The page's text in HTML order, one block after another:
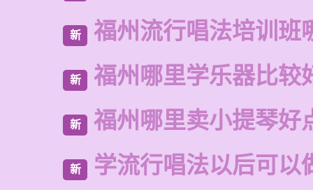
新 福州流行唱法培训班
新 福州哪里学乐器比较
新 福州哪里卖小提琴好
新 学流行唱法以后可以